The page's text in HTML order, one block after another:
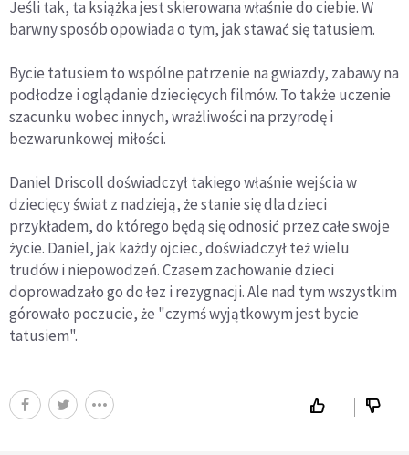
Jeśli tak, ta książka jest skierowana właśnie do ciebie. W
barwny sposób opowiada o tym, jak stawać się tatusiem.
Bycie tatusiem to wspólne patrzenie na gwiazdy, zabawy na
podłodze i oglądanie dziecięcych filmów. To także uczenie
szacunku wobec innych, wrażliwości na przyrodę i
bezwarunkowej miłości.
Daniel Driscoll doświadczył takiego właśnie wejścia w
dziecięcy świat z nadzieją, że stanie się dla dzieci
przykładem, do którego będą się odnosić przez całe swoje
życie. Daniel, jak każdy ojciec, doświadczył też wielu
trudów i niepowodzeń. Czasem zachowanie dzieci
doprowadzało go do łez i rezygnacji. Ale nad tym wszystkim
górowało poczucie, że "czymś wyjątkowym jest bycie
tatusiem".